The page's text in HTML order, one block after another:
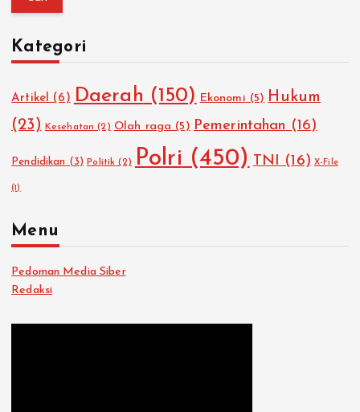
i
n
t
k
:
Kategori
Artikel (6) Daerah (150) Ekonomi (5) Hukum
(23)
Kesehatan (2) Olah raga (5) Pemerintahan (16)
Pendidikan (3) Politik (2) Polri (450) TNI (16) X-File
(1)
Menu
Pedoman Media Siber
Redaksi